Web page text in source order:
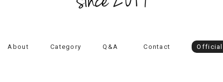
About Category Q&A Contact Official